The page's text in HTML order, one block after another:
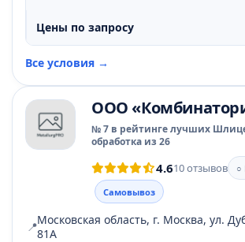
Цены по запросу
Все условия →
ООО
№ 7 в рейтинге лучших
обработка из 26
4.610 отзывов
○
Самовывоз
📍Московская область, г. Москва, ул.
81А